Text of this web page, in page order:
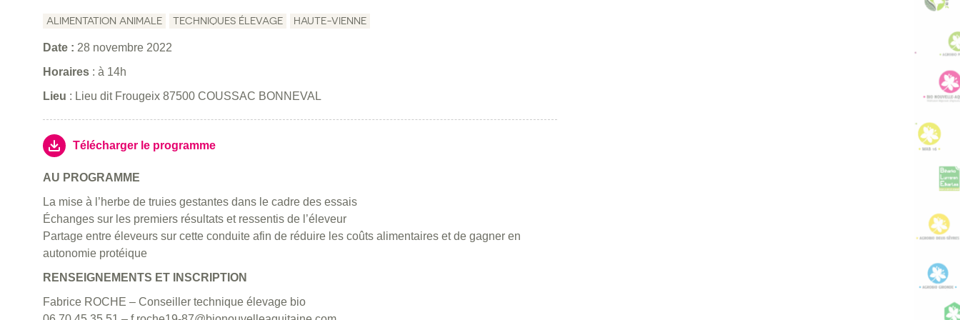
ALIMENTATION ANIMALE TECHNIQUES ÉLEVAGE HAUTE-VIENNE
Date : 28 novembre 2022
Horaires : à 14h
Lieu : Lieu dit Frougeix 87500 COUSSAC BONNEVAL
Télécharger le programme
AU PROGRAMME
La mise à l’herbe de truies gestantes dans le cadre des essais
Échanges sur les premiers résultats et ressentis de l’éleveur
Partage entre éleveurs sur cette conduite afin de réduire les coûts alimentaires et de gagner en
autonomie protéique
RENSEIGNEMENTS ET INSCRIPTION
Fabrice ROCHE – Conseiller technique élevage bio